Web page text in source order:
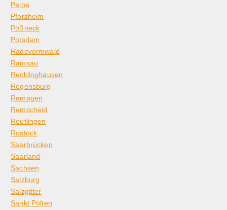
Peine
Pforzheim
Pößneck
Potsdam
Radevormwald
Ramsau
Recklinghausen
Regensburg
Remagen
Remscheid
Reutlingen
Rostock
Saarbrücken
Saarland
Sachsen
Salzburg
Salzgitter
Sankt Pölten